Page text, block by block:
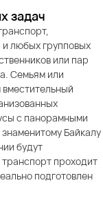
задач
любых групповых
или пар
Семьям или
с панорамными
Байкалу
будут
проходит
подготовлен